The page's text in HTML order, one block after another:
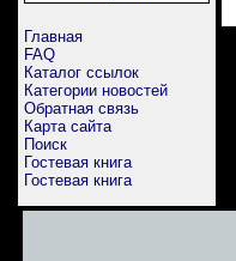
Главная
FAQ
Каталог ссылок
Категории новостей
Обратная связь
Карта сайта
Поиск
Гостевая книга
Гостевая книга